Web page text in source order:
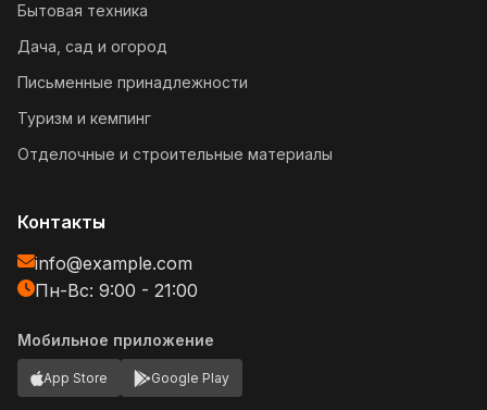
Бытовая техника
Дача, сад и огород
Письменные принадлежности
Туризм и кемпинг
Отделочные и строительные материалы
Контакты
info@example.com
Пн-Вс: 9:00 - 21:00
Мобильное приложение
App Store Google Play